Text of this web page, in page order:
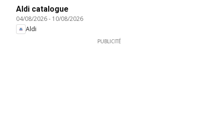
Aldi catalogue
04/08/2026- 10/08/2026
Aldi
PUBLICITÉ